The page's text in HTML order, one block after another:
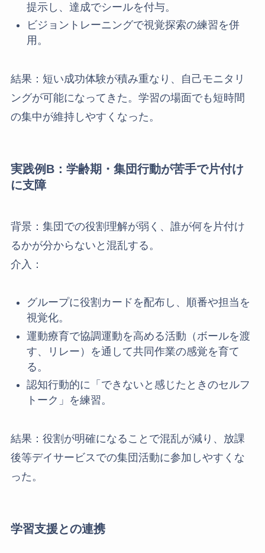
提示し、達成でシールを付与。
ビジョントレーニングで視覚探索の練習を併
用。
結果：短い成功体験が積み重なり、自己モニタリ
ングが可能になってきた。学習の場面でも短時間
の集中が維持しやすくなった。
実践例B：学齢期・集団行動が苦手で片付け
に支障
背景：集団での役割理解が弱く、誰が何を片付け
るかが分からないと混乱する。
介入：
グループに役割カードを配布し、順番や担当を
視覚化。
運動療育で協調運動を高める活動（ボールを渡
す、リレー）を通して共同作業の感覚を育て
る。
認知行動的に「できないと感じたときのセルフ
トーク」を練習。
結果：役割が明確になることで混乱が減り、放課
後等デイサービスでの集団活動に参加しやすくな
った。
学習支援との連携